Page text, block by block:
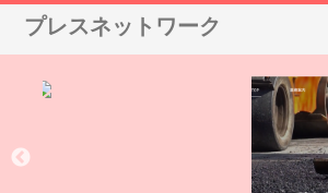
プレスネットワーク